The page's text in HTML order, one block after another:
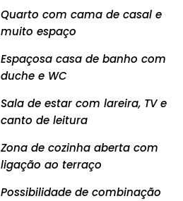
Quarto com cama de casal e
muito espaço
Espaçosa casa de banho com
duche e WC
Sala de estar com lareira, TV e
canto de leitura
Zona de cozinha aberta com
ligação ao terraço
Possibilidade de combinação